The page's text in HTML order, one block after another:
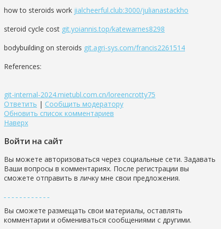
how to steroids work jialcheerful.club:3000/julianastackho
steroid cycle cost git.yoiannis.top/katewarnes8298
bodybuilding on steroids git.agri-sys.com/francis2261514
References:
git-internal-2024.mietubl.com.cn/loreencrotty75
Ответить | Сообщить модератору
Обновить список комментариев
Наверх
Войти на сайт
Вы можете авторизоваться через социальные сети. Задавать
Ваши вопросы в комментариях. После регистрации вы
сможете отправить в личку мне свои предложения.
Вы сможете размещать свои материалы, оставлять
комментарии и обмениваться сообщениями с другими.